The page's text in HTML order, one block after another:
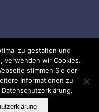
zu gestalten und
verwenden wir Cookies.
stimmen Sie der
Informationen zu